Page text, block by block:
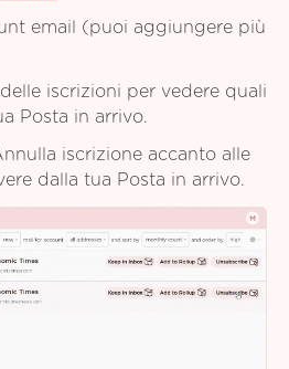
email (puoi aggiungere più
iscrizioni per vedere quali
Posta in arrivo.
iscrizione accanto alle
dalla tua Posta in arrivo.